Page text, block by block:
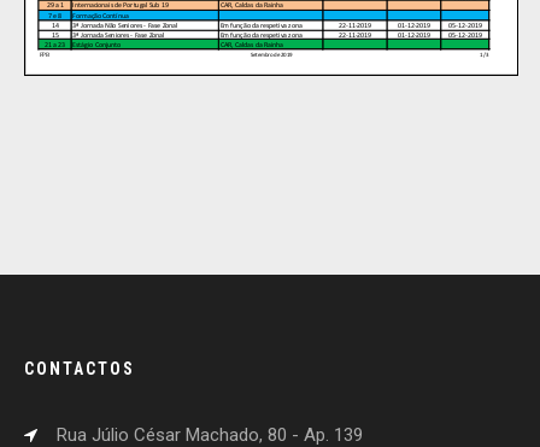
CONTACTOS
Rua Júlio César Machado, 80 - Ap. 139